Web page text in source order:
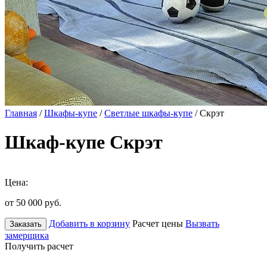
Главная /Шкафы-купе /Светлые шкафы-купе / Скрэт
Шкаф-купе Скрэт
Цена:
от 50 000 руб.
Заказать Добавить в корзину Расчет цены Вызвать
замерщика
Получить расчет